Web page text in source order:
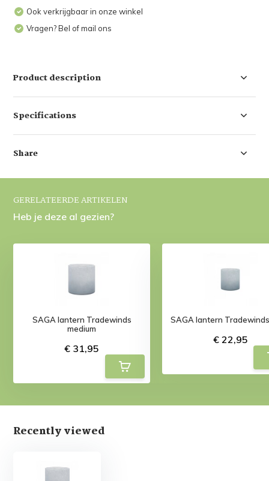
Ook verkrijgbaar in onze winkel
Vragen? Bel of mail ons
Product description
Specifications
Share
GERELATEERDE ARTIKELEN
Heb je deze al gezien?
SAGA lantern Tradewinds
medium
€ 31,95
SAGA lantern
€ 22,95
Recently viewed